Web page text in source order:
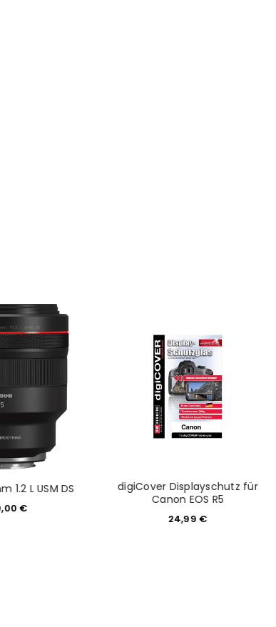
1.2 L USM DS
€
digiCover Displayschutz für
Canon EOS R5
24,99€